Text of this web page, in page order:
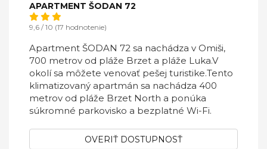
APARTMENT ŠODAN 72
9,6 / 10 (17 hodnotenie)
Apartment ŠODAN 72 sa nachádza v Omiši,
700 metrov od pláže Brzet a pláže Luka.V
okolí sa môžete venovať pešej turistike.Tento
klimatizovaný apartmán sa nachádza 400
metrov od pláže Brzet North a ponúka
súkromné ​​parkovisko a bezplatné Wi-Fi.
OVERIŤ DOSTUPNOSŤ